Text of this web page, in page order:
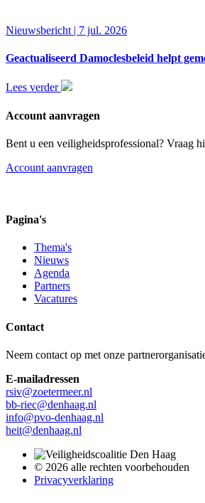
Nieuwsbericht | 7 jul. 2026
Geactualiseerd Damoclesbeleid helpt
Lees verder
Account aanvragen
Bent u een veiligheidsprofessional? Vraag
Account aanvragen
Pagina's
Thema's
Nieuws
Agenda
Partners
Vacatures
Contact
Neem contact op met onze
E-mailadressen
rsiv@zoetermeer.nl
bb-riec@denhaag.nl
info@pvo-denhaag.nl
heit@denhaag.nl
© 2026 alle rechten voorbehouden
Privacyverklaring